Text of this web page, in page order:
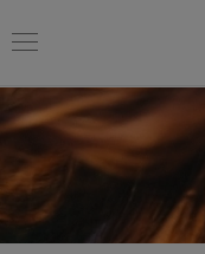
à
navigation
au
Toggle
navigation